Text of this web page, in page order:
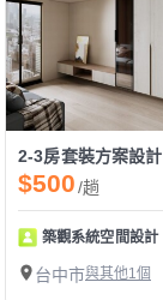
2-3房套裝方案設計
$500/趟
築觀系統空間設計
台中市與其他1個